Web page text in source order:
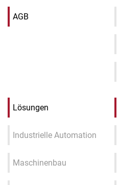
AGB
Lösungen
Industrielle Automation
Maschinenbau